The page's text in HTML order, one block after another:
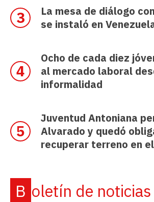
La mesa de diálogo
se instaló en
Ocho de cada diez
al mercado laboral
informalidad
Juventud Antoniana
Alvarado y quedó
recuperar terreno en
Boletín de noticias